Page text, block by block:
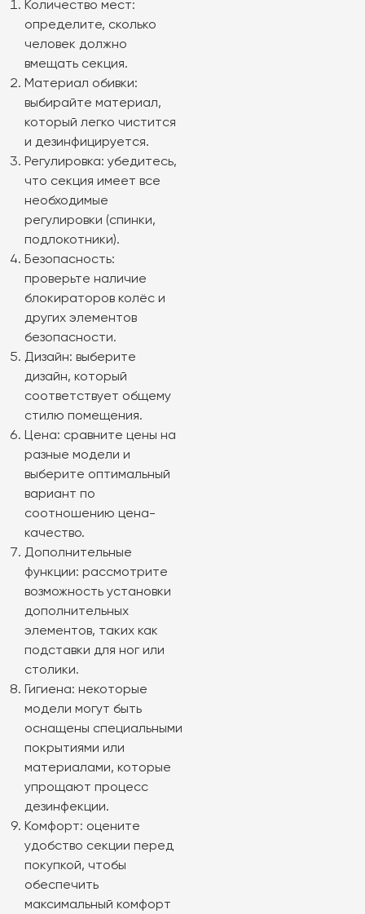
Количество мест:
определите, сколько
человек должно
вмещать секция.
Материал обивки:
выбирайте материал,
который легко чистится
и дезинфицируется.
Регулировка: убедитесь,
что секция имеет все
необходимые
регулировки (спинки,
подлокотники).
Безопасность:
проверьте наличие
блокираторов колёс и
других элементов
безопасности.
Дизайн: выберите
дизайн, который
соответствует общему
стилю помещения.
Цена: сравните цены на
разные модели и
выберите оптимальный
вариант по
соотношению цена-
качество.
Дополнительные
функции: рассмотрите
возможность установки
дополнительных
элементов, таких как
подставки для ног или
столики.
Гигиена: некоторые
модели могут быть
оснащены специальными
покрытиями или
материалами, которые
упрощают процесс
дезинфекции.
Комфорт: оцените
удобство секции перед
покупкой, чтобы
обеспечить
максимальный комфорт